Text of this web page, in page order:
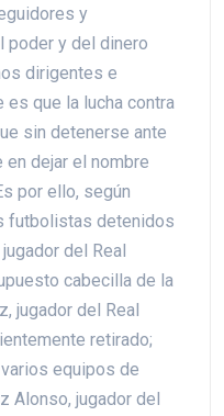
y
poder y del dinero
dirigentes e
que la lucha contra
sin detenerse ante
en dejar el nombre
por ello, según
futbolistas detenidos
del Real
cabecilla de la
jugador del Real
retirado;
equipos de
Alonso, jugador del